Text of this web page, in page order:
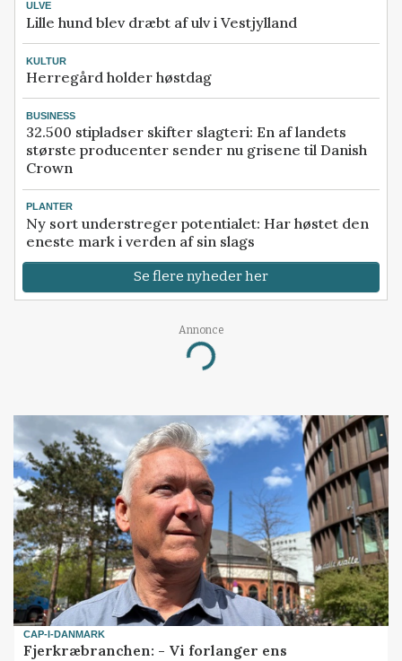
ULVE
Lille hund blev dræbt af ulv i Vestjylland
KULTUR
Herregård holder høstdag
BUSINESS
32.500 stipladser skifter slagteri: En af landets
største producenter sender nu grisene til Danish
Crown
PLANTER
Ny sort understreger potentialet: Har høstet den
eneste mark i verden af sin slags
Se flere nyheder her
Annonce
Loading...
CAP-I-DANMARK
Fjerkræbranchen: - Vi forlanger ens